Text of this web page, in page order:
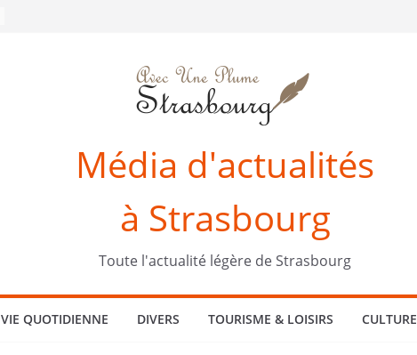
Média d'actualités
à Strasbourg
Toute l'actualité légère de Strasbourg
VIE QUOTIDIENNE DIVERS TOURISME & LOISIRS CULTURE